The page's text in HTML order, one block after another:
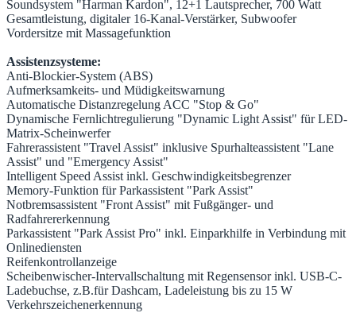
Soundsystem "Harman Kardon", 12+1 Lautsprecher, 700 Watt
Gesamtleistung, digitaler 16-Kanal-Verstärker, Subwoofer
Vordersitze mit Massagefunktion
Assistenzsysteme:
Anti-Blockier-System (ABS)
Aufmerksamkeits- und Müdigkeitswarnung
Automatische Distanzregelung ACC "Stop & Go"
Dynamische Fernlichtregulierung "Dynamic Light Assist" für LED-
Matrix-Scheinwerfer
Fahrerassistent "Travel Assist" inklusive Spurhalteassistent "Lane
Assist" und "Emergency Assist"
Intelligent Speed Assist inkl. Geschwindigkeitsbegrenzer
Memory-Funktion für Parkassistent "Park Assist"
Notbremsassistent "Front Assist" mit Fußgänger- und
Radfahrererkennung
Parkassistent "Park Assist Pro" inkl. Einparkhilfe in Verbindung mit
Onlinediensten
Reifenkontrollanzeige
Scheibenwischer-Intervallschaltung mit Regensensor inkl. USB-C-
Ladebuchse, z.B.für Dashcam, Ladeleistung bis zu 15 W
Verkehrszeichenerkennung